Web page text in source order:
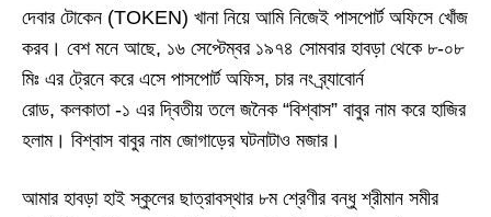
দেবার টোকেন (TOKEN) খানা নিয়ে আমি নিজেই পাসপোর্ট অফিসে খোঁজ
করব। বেশ মনে আছে, ১৬ সেপ্টেম্বর ১৯৭৪ সোমবার হাবড়া থেকে ৮-০৮
মিঃ এর ট্রেনে করে এসে পাসপোর্ট অফিস, চার নং ব্র্যাবোর্ন
রোড, কলকাতা -১ এর দ্বিতীয় তলে জনৈক “বিশ্বাস” বাবুর নাম করে হাজির
হলাম। বিশ্বাস বাবুর নাম জোগাড়ের ঘটনাটাও মজার।
আমার হাবড়া হাই স্কুলের ছাত্রাবস্থার ৮ম শ্রেণীর বন্ধু শ্রীমান সমীর